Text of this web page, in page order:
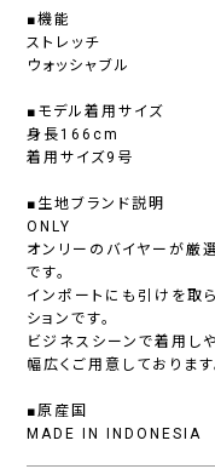
■機能
ストレッチ
ウォッシャブル
■モデル着用サイズ
身長166cm
着用サイズ9号
■生地ブランド説明
ONLY
オンリーのバイヤーが厳
です。
インポートにも引けを取
ションです。
ビジネスシーンで着用し
幅広くご用意しております
■原産国
MADE IN INDONESIA